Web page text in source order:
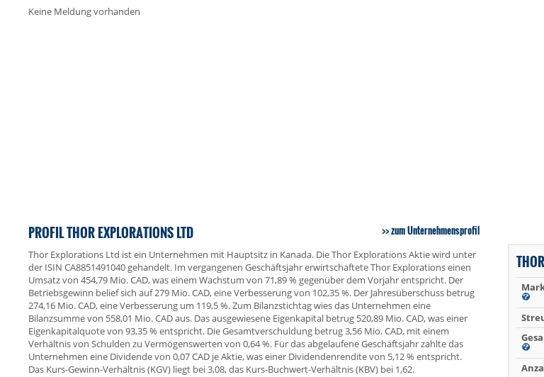
Keine Meldung vorhanden
PROFIL THOR EXPLORATIONS LTD zum Unternehmensprofil
Thor Explorations Ltd ist ein Unternehmen mit Hauptsitz in Kanada. Die Thor Explorations Aktie wird unter
der ISIN CA8851491040 gehandelt. Im vergangenen Geschäftsjahr erwirtschaftete Thor Explorations einen
Umsatz von 454,79 Mio. CAD, was einem Wachstum von 71,89 % gegenüber dem Vorjahr entspricht. Der
Betriebsgewinn belief sich auf 279 Mio. CAD, eine Verbesserung von 102,35 %. Der Jahresüberschuss betrug
274,16 Mio. CAD, eine Verbesserung um 119,5 %. Zum Bilanzstichtag wies das Unternehmen eine
Bilanzsumme von 558,01 Mio. CAD aus. Das ausgewiesene Eigenkapital betrug 520,89 Mio. CAD, was einer
Eigenkapitalquote von 93,35 % entspricht. Die Gesamtverschuldung betrug 3,56 Mio. CAD, mit einem
Verhältnis von Schulden zu Vermögenswerten von 0,64 %. Für das abgelaufene Geschäftsjahr zahlte das
Unternehmen eine Dividende von 0,07 CAD je Aktie, was einer Dividendenrendite von 5,12 % entspricht.
Das Kurs-Gewinn-Verhältnis (KGV) liegt bei 3,08, das Kurs-Buchwert-Verhältnis (KBV) bei 1,62.